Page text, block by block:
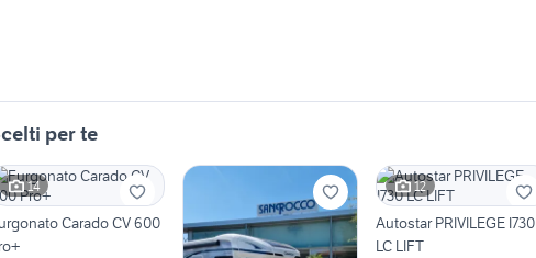
per te
14
Carado CV 600
12
Autostar PRIVILEGE I730
LC LIFT